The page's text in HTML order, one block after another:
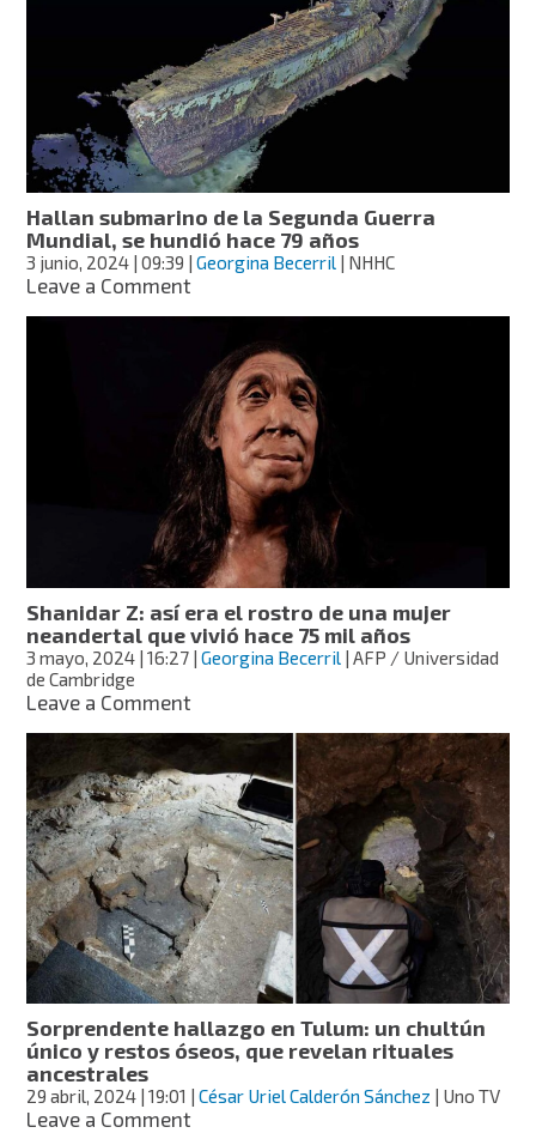
4
mil
años
en
isla
de
Grecia
Hallan submarino de la Segunda Guerra
Mundial, se hundió hace 79 años
3 junio, 2024 | 09:39 |Georgina Becerril | NHHC
Leave a Commenton
la
Segunda
Guerra
Mundial,
se
hundió
hace
79
años
Shanidar Z: así era el rostro de una mujer
neandertal que vivió hace 75 mil años
3 mayo, 2024 | 16:27 |Georgina Becerril | AFP / Universidad
de Cambridge
Leave a Commenton
así
era
el
rostro
de
una
mujer
neandertal
que
vivió
hace
75
mil
años
Sorprendente hallazgo en Tulum: un chultún
único y restos óseos, que revelan rituales
ancestrales
29 abril, 2024 | 19:01 |César Uriel Calderón Sánchez | Uno TV
Leave a Commenton